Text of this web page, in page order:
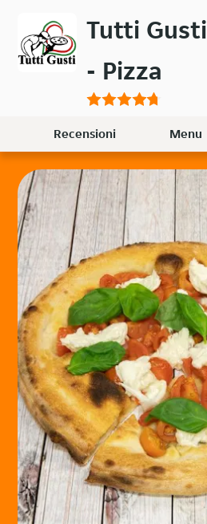
contenuto
principale
Tutti Gusti
- Pizza
Recensioni Menu